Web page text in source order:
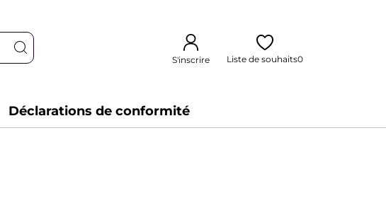
S'inscrire Liste de souhaits0
Déclarations de conformité